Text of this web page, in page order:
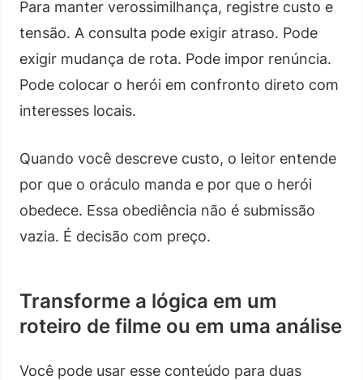
Para manter verossimilhança, registre custo e
tensão. A consulta pode exigir atraso. Pode
exigir mudança de rota. Pode impor renúncia.
Pode colocar o herói em confronto direto com
interesses locais.
Quando você descreve custo, o leitor entende
por que o oráculo manda e por que o herói
obedece. Essa obediência não é submissão
vazia. É decisão com preço.
Transforme a lógica em um
roteiro de filme ou em uma análise
Você pode usar esse conteúdo para duas